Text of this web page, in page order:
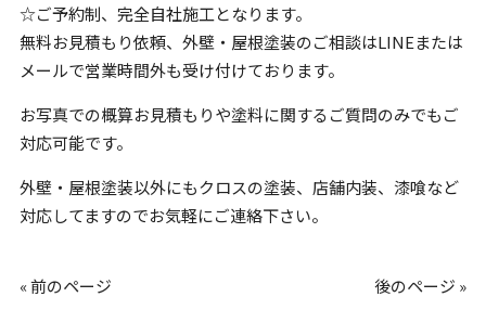
☆ご予約制、完全自社施工となります。
無料お見積もり依頼、外壁・屋根塗装のご相談はLINEまたは
メールで営業時間外も受け付けております。
お写真での概算お見積もりや塗料に関するご質問のみでもご
対応可能です。
外壁・屋根塗装以外にもクロスの塗装、店舗内装、漆喰など
対応してますのでお気軽にご連絡下さい。
« 前のページ 後のページ »